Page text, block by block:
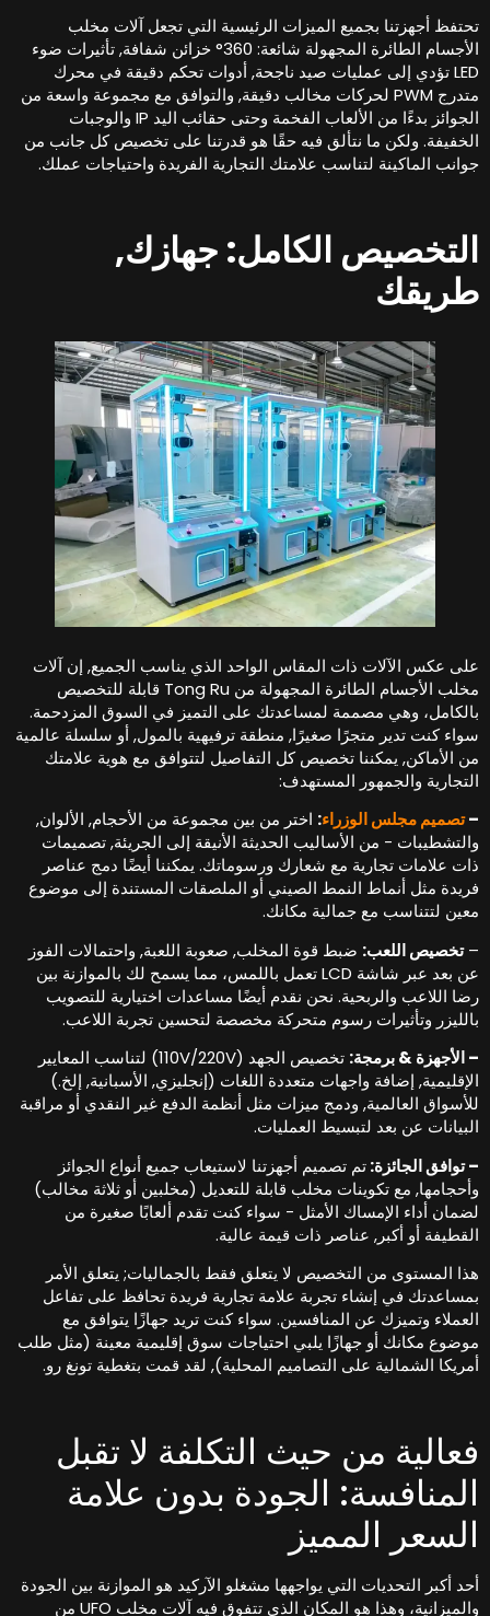
أجهزتنا بجميع الميزات الرئيسية التي تجعل آلات مخلب
الأجسام الطائرة المجهولة شائعة: 360° خزائن شفافة, تأثيرات ضوء
LED تؤدي إلى عمليات صيد ناجحة, أدوات تحكم دقيقة في محرك
متدرج PWM لحركات مخالب دقيقة, والتوافق مع مجموعة واسعة من
الجوائز بدءًا من الألعاب الفخمة وحتى حقائب اليد IP والوجبات
ولكن ما نتألق فيه حقًا هو قدرتنا على تخصيص كل جانب من
الماكينة لتناسب علامتك التجارية الفريدة واحتياجات عملك.
الكامل: جهازك,
عكس الآلات ذات المقاس الواحد الذي يناسب الجميع, إن آلات
مخلب الأجسام الطائرة المجهولة من Tong Ru قابلة للتخصيص
وهي مصممة لمساعدتك على التميز في السوق المزدحمة.
كنت تدير متجرًا صغيرًا, منطقة ترفيهية بالمول, أو سلسلة عالمية
الأماكن, يمكننا تخصيص كل التفاصيل لتتوافق مع هوية علامتك
والجمهور المستهدف:
تصميم مجلس الوزراء:اختر من بين مجموعة من الأحجام, الألوان,
- من الأساليب الحديثة الأنيقة إلى الجريئة, تصميمات
علامات تجارية مع شعارك ورسوماتك. يمكننا أيضًا دمج عناصر
مثل أنماط النمط الصيني أو الملصقات المستندة إلى موضوع
لتتناسب مع جمالية مكانك.
تخصيص اللعب:ضبط قوة المخلب, صعوبة اللعبة, واحتمالات الفوز
عن بعد عبر شاشة LCD تعمل باللمس، مما يسمح لك بالموازنة بين
اللاعب والربحية. نحن نقدم أيضًا مساعدات اختيارية للتصويب
وتأثيرات رسوم متحركة مخصصة لتحسين تجربة اللاعب.
الأجهزة & برمجة:
تخصيص الجهد (110V/220V) لتناسب المعايير
إضافة واجهات متعددة اللغات (إنجليزي, الأسبانية, إلخ.)
العالمية, ودمج ميزات مثل أنظمة الدفع غير النقدي أو مراقبة
عن بعد لتبسيط العمليات.
توافق الجائزة:تم تصميم أجهزتنا لاستيعاب جميع أنواع الجوائز
مع تكوينات مخلب قابلة للتعديل (مخلبين أو ثلاثة مخالب)
أداء الإمساك الأمثل - سواء كنت تقدم ألعابًا صغيرة من
أو أكبر, عناصر ذات قيمة عالية.
المستوى من التخصيص لا يتعلق فقط بالجماليات; يتعلق الأمر
في إنشاء تجربة علامة تجارية فريدة تحافظ على تفاعل
وتميزك عن المنافسين. سواء كنت تريد جهازًا يتوافق مع
مكانك أو جهازًا يلبي احتياجات سوق إقليمية معينة (مثل طلب
الشمالية على التصاميم المحلية), لقد قمت بتغطية تونغ رو.
من حيث التكلفة لا تقبل
الجودة بدون علامة
المميز
أكبر التحديات التي يواجهها مشغلو الآركيد هو الموازنة بين الجودة
والميزانية، وهذا هو المكان الذي تتفوق فيه آلات مخلب UFO من